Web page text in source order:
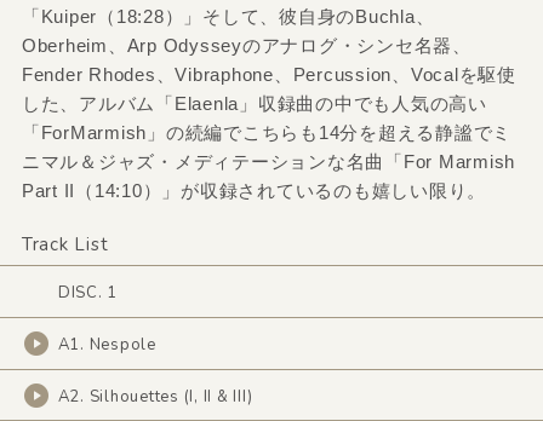
「Kuiper（18:28）」そして、彼自身のBuchla、
Oberheim、Arp Odysseyのアナログ・シンセ名器、
Fender Rhodes、Vibraphone、Percussion、Vocalを駆使
した、アルバム「Elaenla」収録曲の中でも人気の高い
「ForMarmish」の続編でこちらも14分を超える静謐でミ
ニマル＆ジャズ・メディテーションな名曲「For Marmish
Part II（14:10）」が収録されているのも嬉しい限り。
Track List
DISC. 1
A1. Nespole
A2. Silhouettes (I, II & III)